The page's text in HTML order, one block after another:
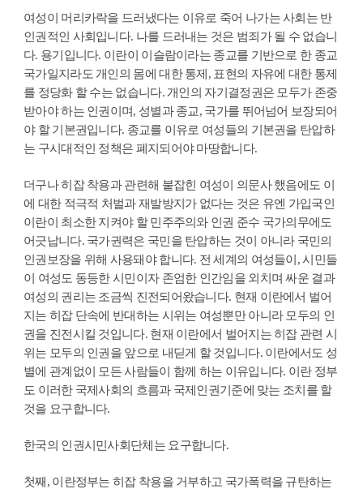
여성이 머리카락을 드러냈다는 이유로 죽어 나가는 사회는 반
인권적인 사회입니다. 나를 드러내는 것은 범죄가 될 수 없습니
다. 용기입니다. 이란이 이슬람이라는 종교를 기반으로 한 종교
국가일지라도 개인의 몸에 대한 통제, 표현의 자유에 대한 통제
를 정당화 할 수는 없습니다. 개인의 자기결정권은 모두가 존중
받아야 하는 인권이며, 성별과 종교, 국가를 뛰어넘어 보장되어
야 할 기본권입니다. 종교를 이유로 여성들의 기본권을 탄압하
는 구시대적인 정책은 폐지되어야 마땅합니다.
더구나 히잡 착용과 관련해 붙잡힌 여성이 의문사 했음에도 이
에 대한 적극적 처벌과 재발방지가 없다는 것은 유엔 가입국인
이란이 최소한 지켜야 할 민주주의와 인권 준수 국가의무에도
어긋납니다. 국가권력은 국민을 탄압하는 것이 아니라 국민의
인권보장을 위해 사용돼야 합니다. 전 세계의 여성들이, 시민들
이 여성도 동등한 시민이자 존엄한 인간임을 외치며 싸운 결과
여성의 권리는 조금씩 진전되어왔습니다. 현재 이란에서 벌어
지는 히잡 단속에 반대하는 시위는 여성뿐만 아니라 모두의 인
권을 진전시킬 것입니다. 현재 이란에서 벌어지는 히잡 관련 시
위는 모두의 인권을 앞으로 내딛게 할 것입니다. 이란에서도 성
별에 관계없이 모든 사람들이 함께 하는 이유입니다. 이란 정부
도 이러한 국제사회의 흐름과 국제인권기준에 맞는 조치를 할
것을 요구합니다.
한국의 인권시민사회단체는 요구합니다.
첫째, 이란정부는 히잡 착용을 거부하고 국가폭력을 규탄하는